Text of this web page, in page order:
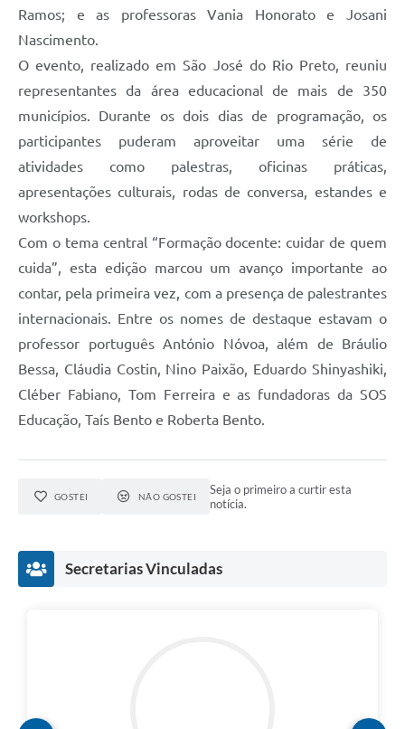
Ramos; e as professoras Vania Honorato e Josani
Nascimento.
O evento, realizado em São José do Rio Preto, reuniu
representantes da área educacional de mais de 350
municípios. Durante os dois dias de programação, os
participantes puderam aproveitar uma série de
atividades como palestras, oficinas práticas,
apresentações culturais, rodas de conversa, estandes e
workshops.
Com o tema central “Formação docente: cuidar de quem
cuida”, esta edição marcou um avanço importante ao
contar, pela primeira vez, com a presença de palestrantes
internacionais. Entre os nomes de destaque estavam o
professor português António Nóvoa, além de Bráulio
Bessa, Cláudia Costin, Nino Paixão, Eduardo Shinyashiki,
Cléber Fabiano, Tom Ferreira e as fundadoras da SOS
Educação, Taís Bento e Roberta Bento.
GOSTEI NÃO GOSTEI
Seja o primeiro a curtir esta
notícia.
Secretarias Vinculadas